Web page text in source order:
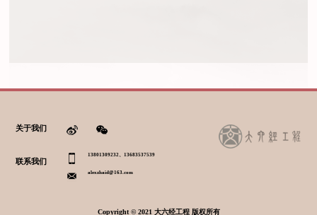
关于我们
联系我们
13801309232、13683537539
alexzhaid@163.com
Copyright © 2021 大六经工程 版权所有